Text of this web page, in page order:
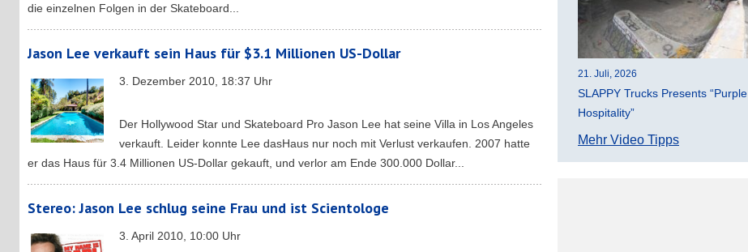
die einzelnen Folgen in der Skateboard...
Jason Lee verkauft sein Haus für $3.1 Millionen US-Dollar
3. Dezember 2010, 18:37 Uhr
Der Hollywood Star und Skateboard Pro Jason Lee hat seine Villa in Los Angeles
verkauft. Leider konnte Lee dasHaus nur noch mit Verlust verkaufen. 2007 hatte
er das Haus für 3.4 Millionen US-Dollar gekauft, und verlor am Ende 300.000 Dollar...
Stereo: Jason Lee schlug seine Frau und ist Scientologe
3. April 2010, 10:00 Uhr
21. Juli, 2026
SLAPPY Trucks Presents “Purple
Hospitality”
Mehr Video Tipps